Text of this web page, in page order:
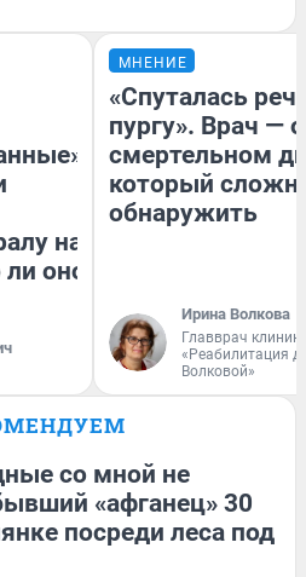
на
оно
МНЕНИЕ
«Спуталась
пургу». Врач — о
смертельном
который
обнаружить
Ирина Волкова
Главврач
«Реабилитация
Волковой»
со мной не
«афганец» 30
посреди леса под